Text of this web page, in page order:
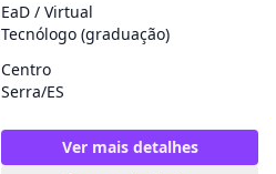
EaD / Virtual
Tecnólogo (graduação)
Centro
Serra/ES
Ver mais detalhes